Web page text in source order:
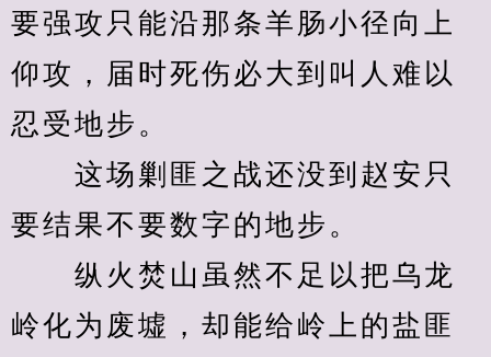
要强攻只能沿那条羊肠小径向上
仰攻，届时死伤必大到叫人难以
忍受地步。
这场剿匪之战还没到赵安只
要结果不要数字的地步。
纵火焚山虽然不足以把乌龙
岭化为废墟，却能给岭上的盐匪